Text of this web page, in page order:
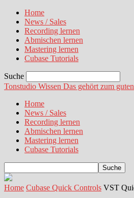
Home
News / Sales
Recording lernen
Abmischen lernen
Mastering lernen
Cubase Tutorials
Suche
Tonstudio Wissen Das gehört zum
Home
News / Sales
Recording lernen
Abmischen lernen
Mastering lernen
Cubase Tutorials
Home Cubase Quick Controls VST